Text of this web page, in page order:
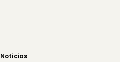
Notícias